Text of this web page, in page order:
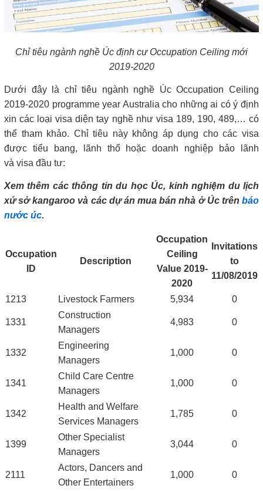
Chỉ tiêu ngành nghề Úc định cư Occupation Ceiling mới
2019-2020
Dưới đây là chỉ tiêu ngành nghề Úc Occupation Ceiling
2019-2020 programme year Australia cho những ai có ý định
xin các loại visa diện tay nghề như visa 189, 190, 489,… có
thể tham khảo. Chỉ tiêu này không áp dụng cho các visa
được tiểu bang, lãnh thổ hoặc doanh nghiệp bảo lãnh
và visa đầu tư:
Xem thêm các thông tin du học Úc, kinh nghiệm du lịch
xứ sở kangaroo và các dự án mua bán nhà ở Úc trên báo
nước úc.
Occupation
ID
Description
Occupation
Ceiling
Value 2019-
2020
Invitations
to
11/08/2019
1213 Livestock Farmers 5,934 0
1331
Construction
Managers
4,983 0
1332
Engineering
Managers
1,000 0
1341
Child Care Centre
Managers
1,000 0
1342
Health and Welfare
Services Managers
1,785 0
1399
Other Specialist
Managers
3,044 0
2111
Actors, Dancers and
Other Entertainers
1,000 0